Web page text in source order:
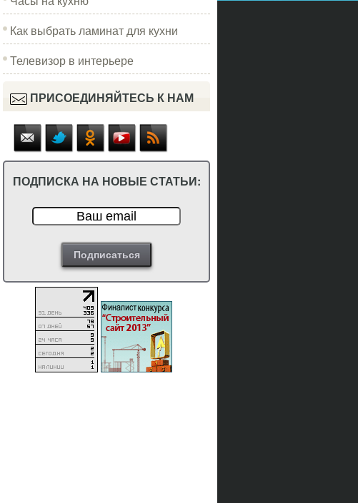
Как выбрать ламинат для кухни
Телевизор в интерьере
ПРИСОЕДИНЯЙТЕСЬ К НАМ
ПОДПИСКА НА НОВЫЕ СТАТЬИ: